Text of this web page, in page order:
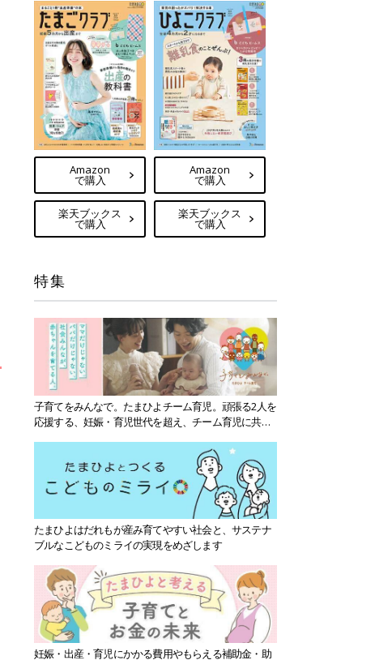
Amazon
で購入
楽天ブックス
で購入
Amazon
で購入
楽天ブックス
で購入
特集
子育てをみんなで。たまひよチーム育児。頑張る2人を
応援する、妊娠・育児世代を超え、チーム育児に共感
たまひよはだれもが産み育てやすい社会と、サステナ
ブルなこどものミライの実現をめざします
妊娠・出産・育児にかかる費用やもらえる補助金・助